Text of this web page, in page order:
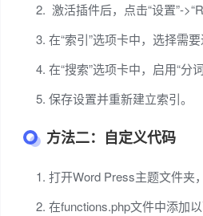
激活插件后，点击“设置”-
在“索引”选项卡中，选择需
在“搜索”选项卡中，启用“分
保存设置并重新建立索引。
方法二：自定义代码
打开Word Press主题文件夹
在functions.php文件中添加以